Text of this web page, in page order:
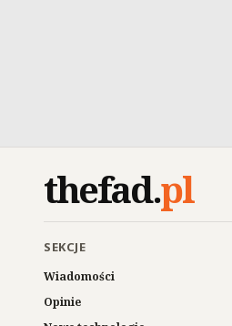
thefad.pl
SEKCJE
Wiadomości
Opinie